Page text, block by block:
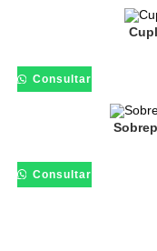
Consultar
Consultar